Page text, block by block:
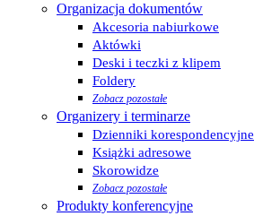
Organizacja dokumentów
Akcesoria nabiurkowe
Aktówki
Deski i teczki z klipem
Foldery
Zobacz pozostałe
Organizery i terminarze
Dzienniki korespondencyjne
Książki adresowe
Skorowidze
Zobacz pozostałe
Produkty konferencyjne